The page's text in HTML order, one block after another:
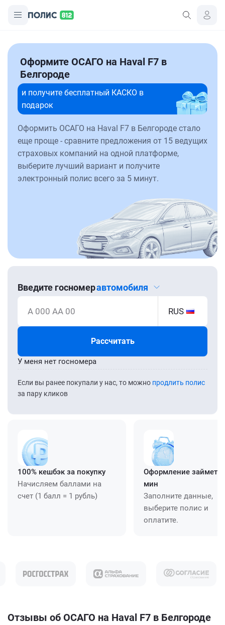
Оформите ОСАГО на Haval F7 в
Белгороде
и получите бесплатный КАСКО в
подарок
Оформить ОСАГО на Haval F7 в Белгороде стало
еще проще - сравните предложения от 15 ведущих
страховых компаний на одной платформе,
выберите лучший вариант и получите
электронный полис всего за 5 минут.
Введите госномеравтомобиля
А 000 АА 00 RUS
Рассчитать
Если вы ранее покупали у нас, то можно продлить полис
за пару кликов
У меня нет госномера
100% кешбэк за покупку
Начисляем баллами на
счет (1 балл = 1 рубль)
Оформление займет
мин
Заполните данные,
выберите полис и
оплатите.
Отзывы об ОСАГО на Haval F7 в Белгороде